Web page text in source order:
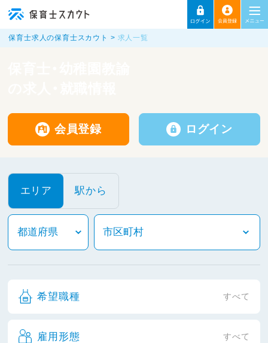
保育士求人の保育士スカウト 求人一覧
会員登録 ログイン
エリア 駅から
希望職種 すべて
雇用形態 すべて